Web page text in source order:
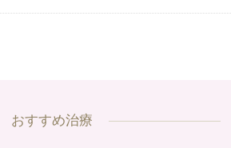
おすすめ治療